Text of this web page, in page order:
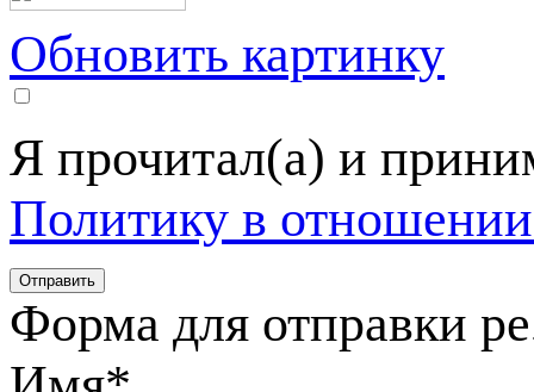
Обновить картинку
Я прочитал(а) и
Политику в
Форма для отправки